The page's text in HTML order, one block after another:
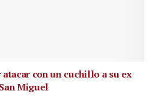
con un cuchillo a su ex
Miguel